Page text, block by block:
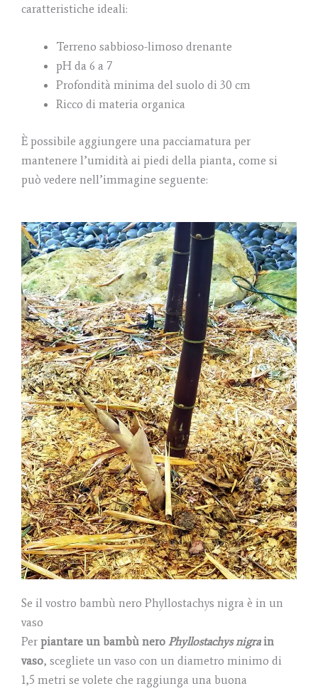
caratteristiche ideali:
Terreno sabbioso-limoso drenante
pH da 6 a 7
Profondità minima del suolo di 30 cm
Ricco di materia organica
È possibile aggiungere una pacciamatura per
mantenere l’umidità ai piedi della pianta, come si
può vedere nell’immagine seguente:
Se il vostro bambù nero Phyllostachys nigra è in un
vaso
Per piantare un bambù nero Phyllostachys nigrain
vaso, scegliete un vaso con un diametro minimo di
1,5 metri se volete che raggiunga una buona